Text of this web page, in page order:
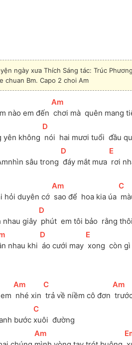
ngày xưa Thích Sáng tác: Trúc
chuan Bm. Capo 2 choi Am
nào em đến
[
Am
chơi mà  quên mang
yên không
[
D
nói  hai mươi tuổi  đầu
sâu trong
[
D
đáy mắt mưa
[
E
rơi
hỏi duyên cớ
[
Am
sao để  hoa kia úa
[
C
nhau giây
[
D
phút  em tôi bảo  rằng
nhau khi
[
D
áo cưới may
[
E
xong  còn gì
[
Am
nhé xin
[
C
trả về niềm cô đơn
[
Am
bước
[
C
xuôi  đường
[
Am [